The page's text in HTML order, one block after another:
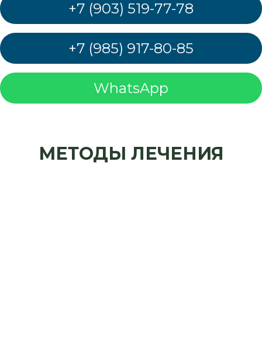
+7 (903) 519-77-78
+7 (985) 917-80-85
WhatsApp
МЕТОДЫ ЛЕЧЕНИЯ